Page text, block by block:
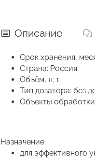
Описание
Срок хранения,
Страна: Россия
Объём, л: 1
Тип дозатора: без
Объекты
Назначение:
для эффективного